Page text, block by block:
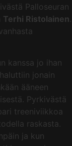
Palloseuran
Terhi Ristolainen.
kanssa jo ihan
jonain
ääneen
Pyrkivästä
treeniviikkoa
raskasta.
ja kun